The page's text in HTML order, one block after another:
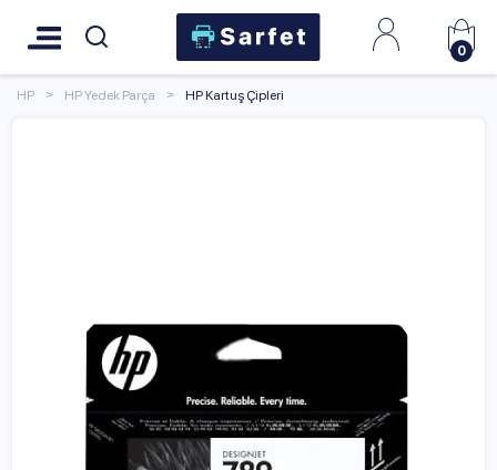
0
HP HP Yedek Parça HP Kartuş Çipleri